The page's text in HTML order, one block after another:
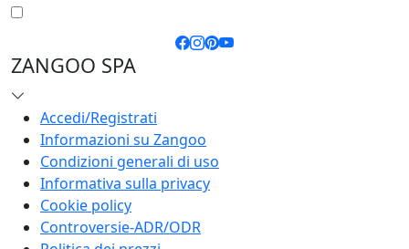
ZANGOO SPA
Accedi/Registrati
Informazioni su Zangoo
Condizioni generali di uso
Informativa sulla privacy
Cookie policy
Controversie-ADR/ODR